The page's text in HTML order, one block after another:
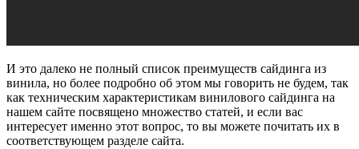
И это далеко не полный список преимуществ сайдинга из
винила, но более подробно об этом мы говорить не будем, так
как техническим характеристикам винилового сайдинга на
нашем сайте посвящено множество статей, и если вас
интересует именно этот вопрос, то вы можете почитать их в
соответствующем разделе сайта.